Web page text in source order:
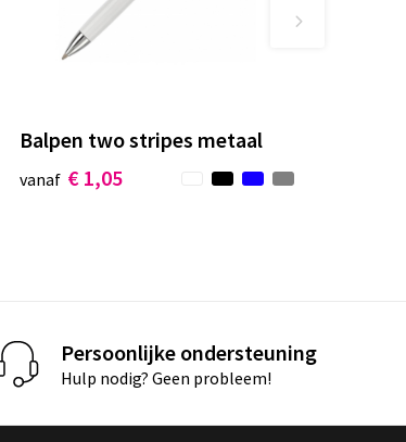
Balpen two stripes metaal
vanaf € 1,05
Persoonlijke ondersteuning
Hulp nodig? Geen probleem!